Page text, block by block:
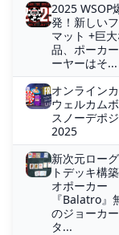
2025 WSOP
発！新しい
マット +巨
品、ポーカ
ーヤーはそ...
オンライン
ウェルカム
スノーデポ
2025
新次元ロー
トデッキ構
オポーカー
『Balatro』
のジョーカ
タ...